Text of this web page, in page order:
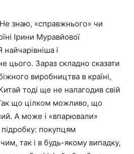
знаю, «справжнього» чи
Ірини Муравйової
і
цього. Зараз складно сказати
виробництва в країні,
тоді ще не налагодив свій
що цілком можливо, що
А може і «впарювали»
покупцям
так і в будь-якому випадку,